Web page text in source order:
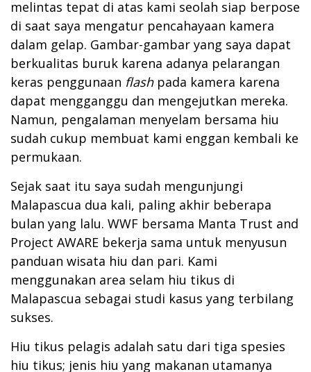
melintas tepat di atas kami seolah siap berpose
di saat saya mengatur pencahayaan kamera
dalam gelap. Gambar-gambar yang saya dapat
berkualitas buruk karena adanya pelarangan
keras penggunaan flashpada kamera karena
dapat mengganggu dan mengejutkan mereka.
Namun, pengalaman menyelam bersama hiu
sudah cukup membuat kami enggan kembali ke
permukaan.
Sejak saat itu saya sudah mengunjungi
Malapascua dua kali, paling akhir beberapa
bulan yang lalu. WWF bersama Manta Trust and
Project AWARE bekerja sama untuk menyusun
panduan wisata hiu dan pari. Kami
menggunakan area selam hiu tikus di
Malapascua sebagai studi kasus yang terbilang
sukses.
Hiu tikus pelagis adalah satu dari tiga spesies
hiu tikus; jenis hiu yang makanan utamanya